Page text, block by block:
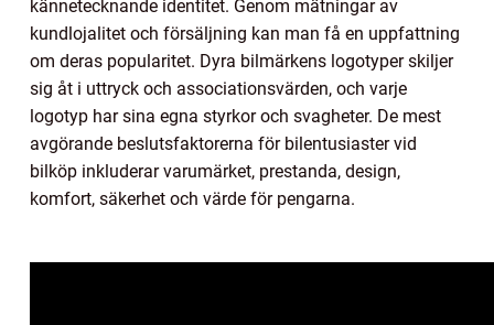
kännetecknande identitet. Genom mätningar av
kundlojalitet och försäljning kan man få en uppfattning
om deras popularitet. Dyra bilmärkens logotyper skiljer
sig åt i uttryck och associationsvärden, och varje
logotyp har sina egna styrkor och svagheter. De mest
avgörande beslutsfaktorerna för bilentusiaster vid
bilköp inkluderar varumärket, prestanda, design,
komfort, säkerhet och värde för pengarna.